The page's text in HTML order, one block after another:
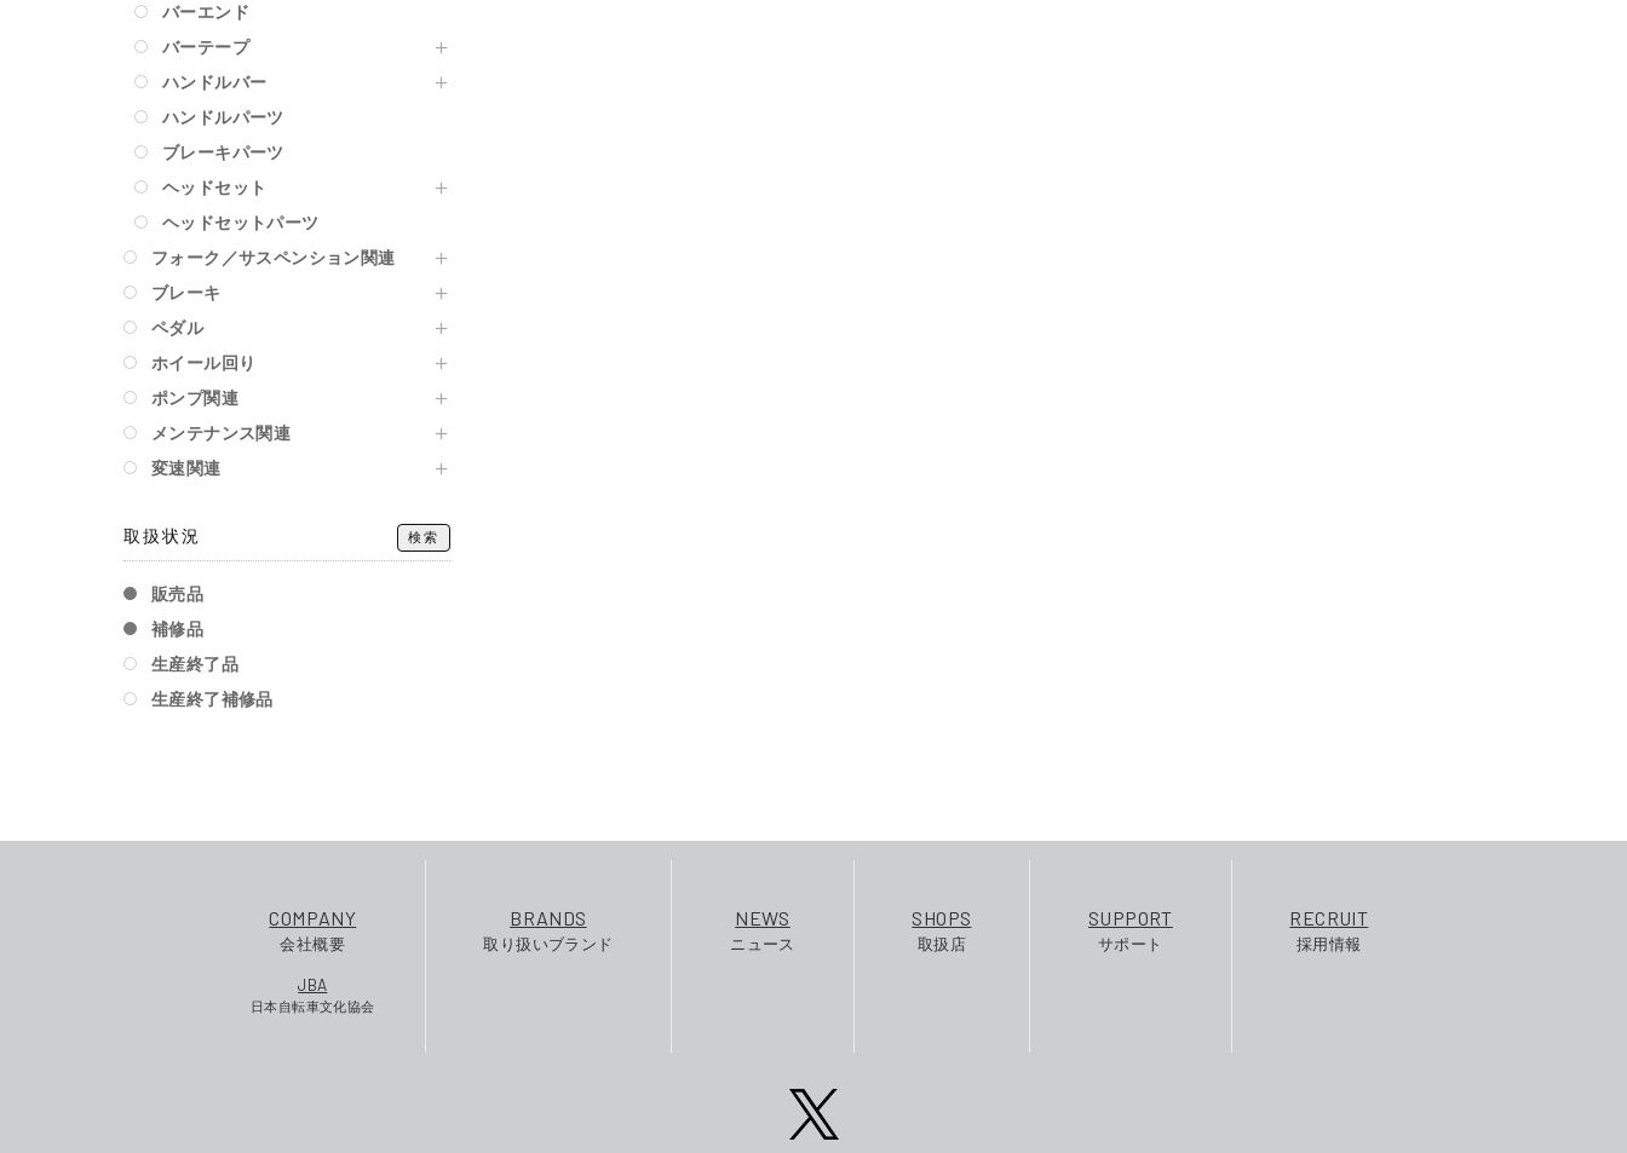
バーエンド
バーテープ
ハンドルバー
ハンドルパーツ
ブレーキパーツ
ヘッドセット
ヘッドセットパーツ
フォーク／サスペンション関連
ブレーキ
ペダル
ホイール回り
ポンプ関連
メンテナンス関連
変速関連
取扱状況 検索
販売品
補修品
生産終了品
生産終了補修品
COMPANY
会社概要
JBA
日本自転車文化協会
BRANDS
取り扱いブランド
NEWS
ニュース
SHOPS
取扱店
SUPPORT
サポート
RECRUIT
採用情報